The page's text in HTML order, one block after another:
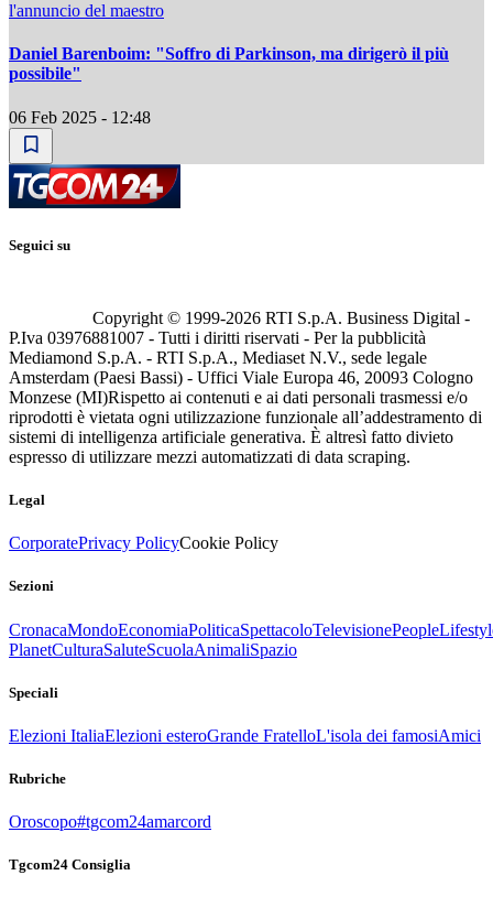
l'annuncio del maestro
Daniel Barenboim: "Soffro di Parkinson, ma dirigerò il più
possibile"
06 Feb 2025 - 12:48
Seguici su
Copyright © 1999-2026 RTI S.p.A. Business Digital -
P.Iva 03976881007 - Tutti i diritti riservati - Per la pubblicità
Mediamond S.p.A. - RTI S.p.A., Mediaset N.V., sede legale
Amsterdam (Paesi Bassi) - Uffici Viale Europa 46, 20093 Cologno
Monzese (MI)Rispetto ai contenuti e ai dati personali trasmessi e/o
riprodotti è vietata ogni utilizzazione funzionale all’addestramento di
sistemi di intelligenza artificiale generativa. È altresì fatto divieto
espresso di utilizzare mezzi automatizzati di data scraping.
Legal
CorporatePrivacy PolicyCookie Policy
Sezioni
CronacaMondoEconomiaPoliticaSpettacoloTelevisionePeople
PlanetCulturaSaluteScuolaAnimaliSpazio
Speciali
Elezioni ItaliaElezioni esteroGrande FratelloL'isola dei famosiAmici
Rubriche
Oroscopo#tgcom24amarcord
Tgcom24 Consiglia